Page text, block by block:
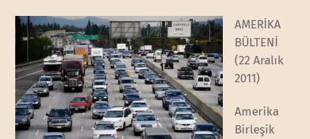
AMERİKA
BÜLTENİ
(22 Aralık
2011)
Amerika
Birleşik